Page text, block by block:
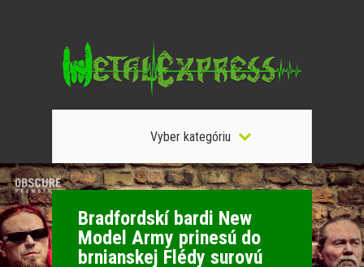
Vyber kategóriu
Bradfordskí bardi New
Model Army prinesú do
brnianskej Flédy surovú